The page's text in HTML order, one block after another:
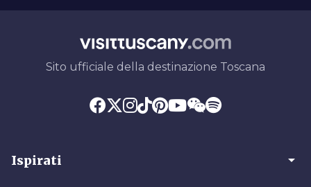
Sito ufficiale della destinazione Toscana
Ispirati arrow_drop_down